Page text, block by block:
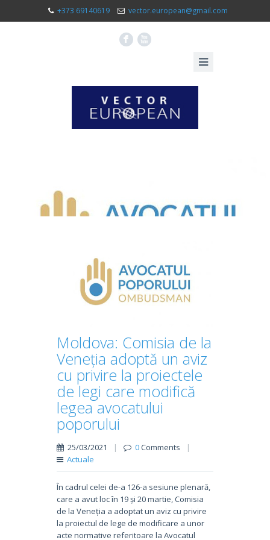
+373 69140619 vector.european@gmail.com
F X
Moldova: Comisia de la
Veneția adoptă un aviz
cu privire la proiectele
de legi care modifică
legea avocatului
poporului
25/03/2021 | 0Comments
|
Actuale
În cadrul celei de-a 126-a sesiune plenară,
care a avut loc în 19 și 20 martie, Comisia
de la Veneția a adoptat un aviz cu privire
la proiectul de lege de modificare a unor
acte normative referitoare la Avocatul